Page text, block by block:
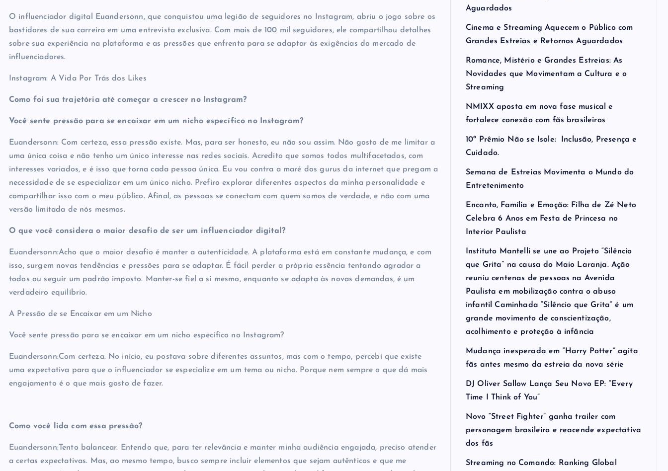
O influenciador digital Euandersonn, que conquistou uma legião de seguidores no Instagram, abriu o jogo sobre os
bastidores de sua carreira em uma entrevista exclusiva. Com mais de 100 mil seguidores, ele compartilhou detalhes
sobre sua experiência na plataforma e as pressões que enfrenta para se adaptar às exigências do mercado de
influenciadores.
Instagram: A Vida Por Trás dos Likes
Como foi sua trajetória até começar a crescer no Instagram?
Você sente pressão para se encaixar em um nicho específico no Instagram?
Euandersonn: Com certeza, essa pressão existe. Mas, para ser honesto, eu não sou assim. Não gosto de me limitar a
uma única coisa e não tenho um único interesse nas redes sociais. Acredito que somos todos multifacetados, com
interesses variados, e é isso que torna cada pessoa única. Eu vou contra a maré dos gurus da internet que pregam a
necessidade de se especializar em um único nicho. Prefiro explorar diferentes aspectos da minha personalidade e
compartilhar isso com o meu público. Afinal, as pessoas se conectam com quem somos de verdade, e não com uma
versão limitada de nós mesmos.
O que você considera o maior desafio de ser um influenciador digital?
Euandersonn:Acho que o maior desafio é manter a autenticidade. A plataforma está em constante mudança, e com
isso, surgem novas tendências e pressões para se adaptar. É fácil perder a própria essência tentando agradar a
todos ou seguir um padrão imposto. Manter-se fiel a si mesmo, enquanto se adapta às novas demandas, é um
verdadeiro equilíbrio.
A Pressão de se Encaixar em um Nicho
Você sente pressão para se encaixar em um nicho específico no Instagram?
Euandersonn:Com certeza. No início, eu postava sobre diferentes assuntos, mas com o tempo, percebi que existe
uma expectativa para que o influenciador se especialize em um tema ou nicho. Porque nem sempre o que dá mais
engajamento é o que mais gosto de fazer.
Como você lida com essa pressão?
Euandersonn:Tento balancear. Entendo que, para ter relevância e manter minha audiência engajada, preciso atender
a certas expectativas. Mas, ao mesmo tempo, busco sempre incluir elementos que sejam autênticos e que me
Aguardados
Cinema e Streaming Aquecem o Público com
Grandes Estreias e Retornos Aguardados
Romance, Mistério e Grandes Estreias: As
Novidades que Movimentam a Cultura e o
Streaming
NMIXX aposta em nova fase musical e
fortalece conexão com fãs brasileiros
10º Prêmio Não se Isole: Inclusão, Presença e
Cuidado.
Semana de Estreias Movimenta o Mundo do
Entretenimento
Encanto, Família e Emoção: Filha de Zé Neto
Celebra 6 Anos em Festa de Princesa no
Interior Paulista
Instituto Mantelli se une ao Projeto “Silêncio
que Grita” na causa do Maio Laranja. Ação
reuniu centenas de pessoas na Avenida
Paulista em mobilização contra o abuso
infantil Caminhada “Silêncio que Grita” é um
grande movimento de conscientização,
acolhimento e proteção à infância
Mudança inesperada em “Harry Potter” agita
fãs antes mesmo da estreia da nova série
DJ Oliver Sallow Lança Seu Novo EP: “Every
Time I Think of You”
Novo “Street Fighter” ganha trailer com
personagem brasileiro e reacende expectativa
dos fãs
Streaming no Comando: Ranking Global